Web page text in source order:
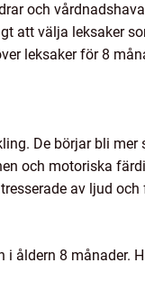
och
att välja leksaker
leksaker för 8
De börjar bli
och motoriska
av ljud och
åldern 8 månader.